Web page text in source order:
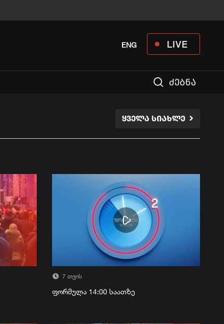
LIVE
ENG
ძებნა
ᲧᲕᲔᲚᲐ ᲡᲘᲐᲮᲚᲔ
7 თვის
ფორმულა 14:00 საათზე